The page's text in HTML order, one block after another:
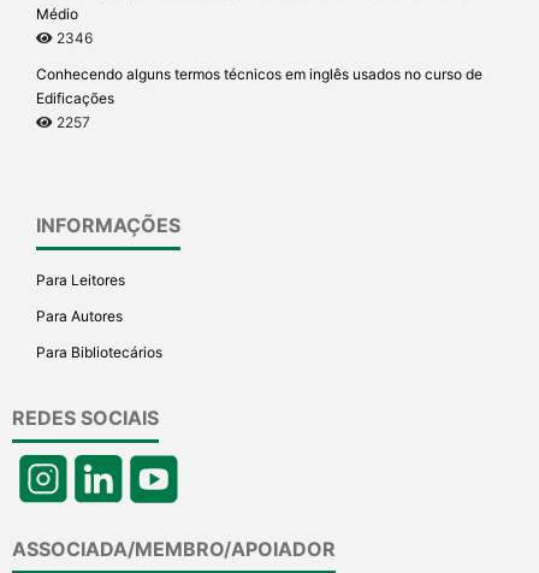
Médio
2346
Conhecendo alguns termos técnicos em inglês usados no curso de
Edificações
2257
INFORMAÇÕES
Para Leitores
Para Autores
Para Bibliotecários
REDES SOCIAIS
ASSOCIADA/MEMBRO/APOIADOR